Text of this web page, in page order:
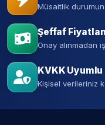
Müsaitlik
Şeffaf
Onay alınmadan
KVKK Uyumlu
Kişisel verileriniz